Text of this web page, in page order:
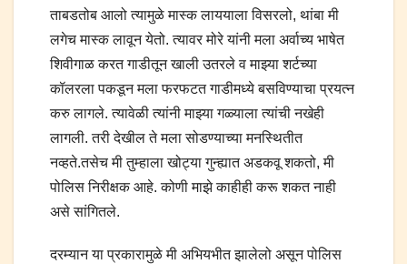
ताबडतोब आलो त्यामुळे मास्क लाययाला विसरलो, थांबा मी
लगेच मास्क लावून येतो. त्यावर मोरे यांनी मला अर्वाच्य भाषेत
शिवीगाळ करत गाडीतून खाली उतरले व माझ्या शर्टच्या
कॉलरला पकडून मला फरफटत गाडीमध्ये बसविण्याचा प्रयत्न
करु लागले. त्यावेळी त्यांनी माझ्या गळ्याला त्यांची नखेही
लागली. तरी देखील ते मला सोडण्याच्या मनस्थितीत
नव्हते.तसेच मी तुम्हाला खोट्या गुन्ह्यात अडकवू शकतो, मी
पोलिस निरीक्षक आहे. कोणी माझे काहीही करू शकत नाही
असे सांगितले.
दरम्यान या प्रकारामुळे मी अभियभीत झालेलो असून पोलिस